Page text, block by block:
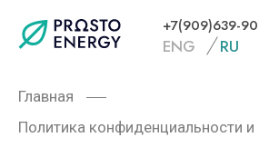
+7(909)639-
ENG RU
Главная
Политика конфиденциальности и